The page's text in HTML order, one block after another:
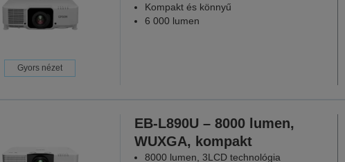
Gyors nézet
Kompakt és könnyű
6 000 lumen
EB-L890U – 8000 lumen,
WUXGA, kompakt
8000 lumen, 3LCD technológia